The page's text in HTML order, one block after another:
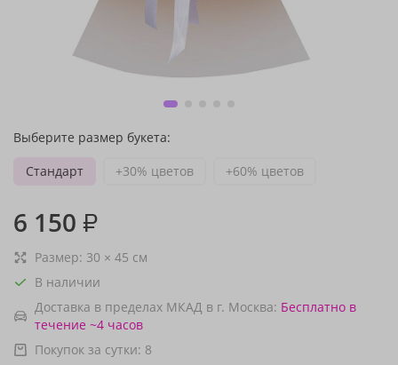
Выберите размер букета:
Стандарт
+30% цветов +60% цветов
6 150 ₽
Размер: 30 × 45 см
В наличии
Доставка в пределах МКАД в г. Москва: Бесплатно в
течение ~4 часов
Покупок за сутки: 8